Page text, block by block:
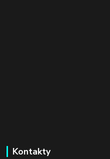
Kontakty